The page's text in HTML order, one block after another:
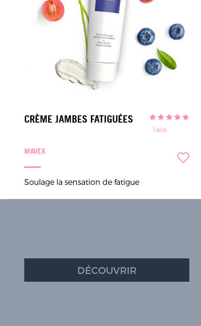
CRÈME JAMBES FATIGUÉES
1 avis
MAVEX
Soulage la sensation de fatigue
DÉCOUVRIR